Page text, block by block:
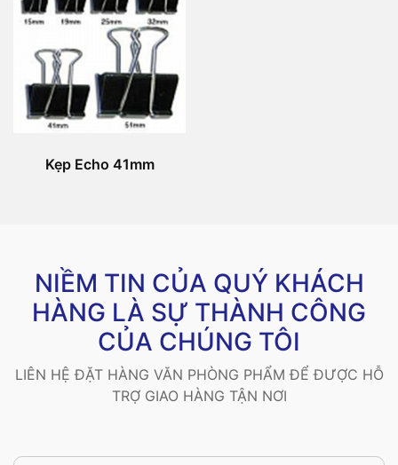
Kẹp Echo 41mm
NIỀM TIN CỦA QUÝ KHÁCH
HÀNG LÀ SỰ THÀNH CÔNG
CỦA CHÚNG TÔI
LIÊN HỆ ĐẶT HÀNG VĂN PHÒNG PHẨM ĐỂ ĐƯỢC HỖ
TRỢ GIAO HÀNG TẬN NƠI